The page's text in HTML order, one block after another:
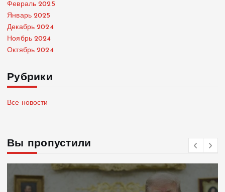
Февраль 2025
Январь 2025
Декабрь 2024
Ноябрь 2024
Октябрь 2024
Рубрики
Все новости
Вы пропустили